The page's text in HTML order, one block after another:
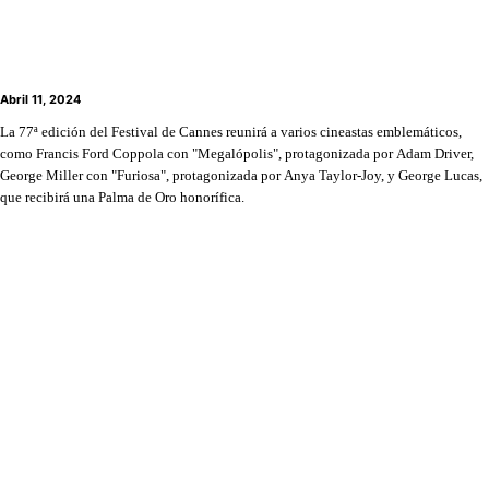
Abril 11, 2024
La 77ª edición del Festival de Cannes reunirá a varios cineastas emblemáticos,
como Francis Ford Coppola con "Megalópolis", protagonizada por Adam Driver,
George Miller con "Furiosa", protagonizada por Anya Taylor-Joy, y George Lucas,
que recibirá una Palma de Oro honorífica.